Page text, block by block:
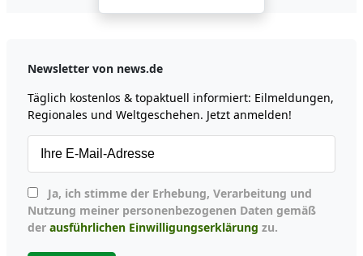
Newsletter von news.de
Täglich kostenlos & topaktuell informiert: Eilmeldungen,
Regionales und Weltgeschehen. Jetzt anmelden!
Nutzung meiner personenbezogenen Daten gemäß
der ausführlichen Einwilligungserklärung zu.